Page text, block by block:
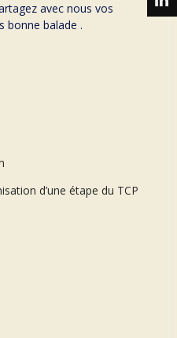
avec nous vos
bonne balade .
d’une étape du TCP